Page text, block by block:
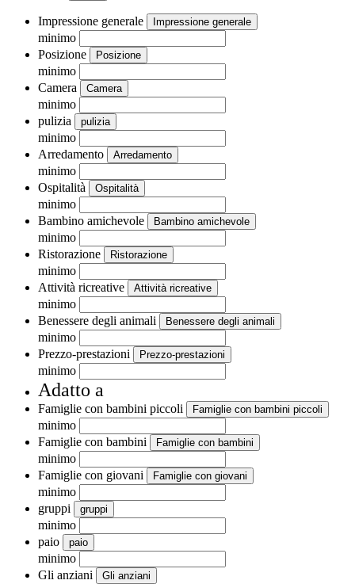
Impressione generale Impressione generale
minimo
Posizione
Posizione
minimo
Camera
Camera
minimo
pulizia
pulizia
minimo
Arredamento
Arredamento
minimo
Ospitalità
Ospitalità
minimo
Bambino amichevole
Bambino amichevole
minimo
Ristorazione
Ristorazione
minimo
Attività ricreative
Attività ricreative
minimo
Benessere degli animali
Benessere degli animali
minimo
Prezzo-prestazioni
Prezzo-prestazioni
minimo
Adatto a
Famiglie con bambini piccoli Famiglie con bambini piccoli
minimo
Famiglie con bambini
Famiglie con bambini
minimo
Famiglie con giovani
Famiglie con giovani
minimo
gruppi
gruppi
minimo
paio
paio
minimo
Gli anziani
Gli anziani